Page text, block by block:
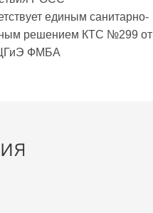
единым санитарно-
решением КТС №299 от
ФМБА